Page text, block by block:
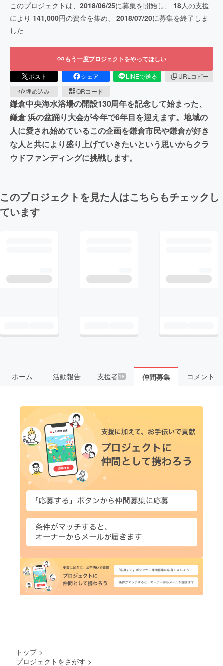
このプロジェクトは、 2018/06/25に募集を開始し、 18人の支援
により 141,000円の資金を集め、 2018/07/20に募集を終了しま
した
もう一度プロジェクトをやってほしい
ポスト シェア LINEで送る
URLコピー
埋め込み
QRコード
鎌倉中央海水浴場の開設130周年を記念して始まった、
鎌倉 浜の盆踊り大会が今年で6年目を迎えます。地域の
人に愛され始めているこの企画を鎌倉市民や鎌倉が好き
な人と共により盛り上げていきたいという思いからクラ
ウドファンディングに挑戦します。
このプロジェクトを見た人はこちらもチェックし
ています
ホーム 活動報告 支援者 18 仲間募集 コメント
トップ >
プロジェクトをさがす >